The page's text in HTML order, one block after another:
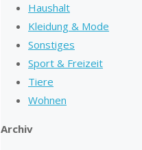
Haushalt
Kleidung & Mode
Sonstiges
Sport & Freizeit
Tiere
Wohnen
Archiv